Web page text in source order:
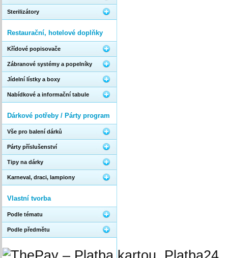
Sterilizátory
Restaurační, hotelové doplňky
Křídové popisovače
Zábranové systémy a popelníky
Jídelní lístky a boxy
Nabídkové a informační tabule
Dárkové potřeby / Párty program
Vše pro balení dárků
Párty příslušenství
Tipy na dárky
Karneval, draci, lampiony
Vlastní tvorba
Podle tématu
Podle předmětu